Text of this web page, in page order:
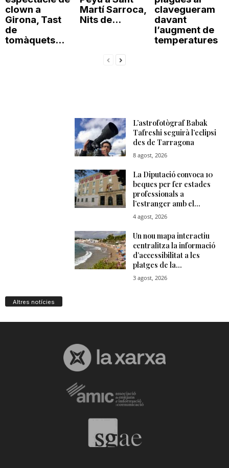
clown a
Girona, Tast
de
tomàquets...
Martí Sarroca,
Nits de...
clavegueram
davant
l’augment de
temperatures
Altres notícies